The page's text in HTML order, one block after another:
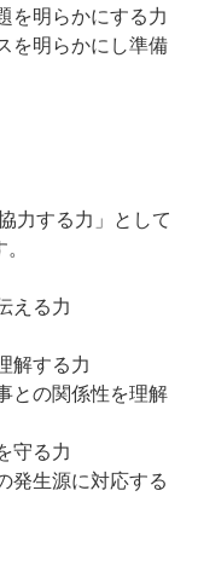
を明らかにする力
を明らかにし準備
力する力」として
える力
解する力
との関係性を理解
守る力
発生源に対応する